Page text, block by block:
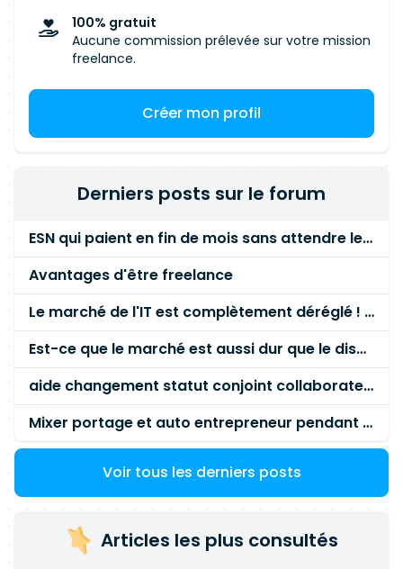
100% gratuit
Aucune commission prélevée sur votre mission
freelance.
Créer mon profil
Derniers posts sur le forum
ESN qui paient en fin de mois sans attendre le paiement client ?
Avantages d'être freelance
Le marché de l'IT est complètement déréglé ! STOP à cette mascarade ! Il faut s'unir et résister !
Est-ce que le marché est aussi dur que le disent les commerciaux ?
aide changement statut conjoint collaborateur
Mixer portage et auto entrepreneur pendant des années - quel risque ?
Voir tous les derniers posts
Articles les plus consultés